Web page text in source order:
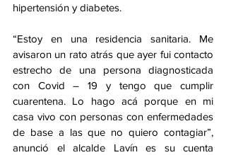
hipertensión y diabetes.
“Estoy en una residencia sanitaria. Me
avisaron un rato atrás que ayer fui contacto
estrecho de una persona diagnosticada
con Covid – 19 y tengo que cumplir
cuarentena. Lo hago acá porque en mi
casa vivo con personas con enfermedades
de base a las que no quiero contagiar”,
anunció el alcalde Lavín es su cuenta